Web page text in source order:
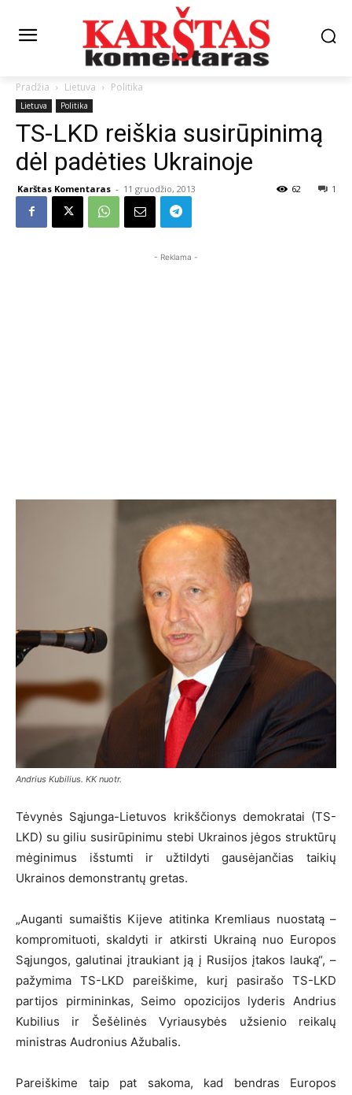
Pradžia Lietuva Politika
Lietuva Politika
TS-LKD reiškia susirūpinimą
dėl padėties Ukrainoje
Karštas Komentaras - 11 gruodžio, 2013 1
62
- Reklama -
Andrius Kubilius. KK nuotr.
Tėvynės Sąjunga-Lietuvos krikščionys demokratai (TS-
LKD) su giliu susirūpinimu stebi Ukrainos jėgos struktūrų
mėginimus išstumti ir užtildyti gausėjančias taikių
Ukrainos demonstrantų gretas.
„Auganti sumaištis Kijeve atitinka Kremliaus nuostatą –
kompromituoti, skaldyti ir atkirsti Ukrainą nuo Europos
Sąjungos, galutinai įtraukiant ją į Rusijos įtakos lauką“, –
pažymima TS-LKD pareiškime, kurį pasirašo TS-LKD
partijos pirmininkas, Seimo opozicijos lyderis Andrius
Kubilius ir Šešėlinės Vyriausybės užsienio reikalų
ministras Audronius Ažubalis.
Pareiškime taip pat sakoma, kad bendras Europos